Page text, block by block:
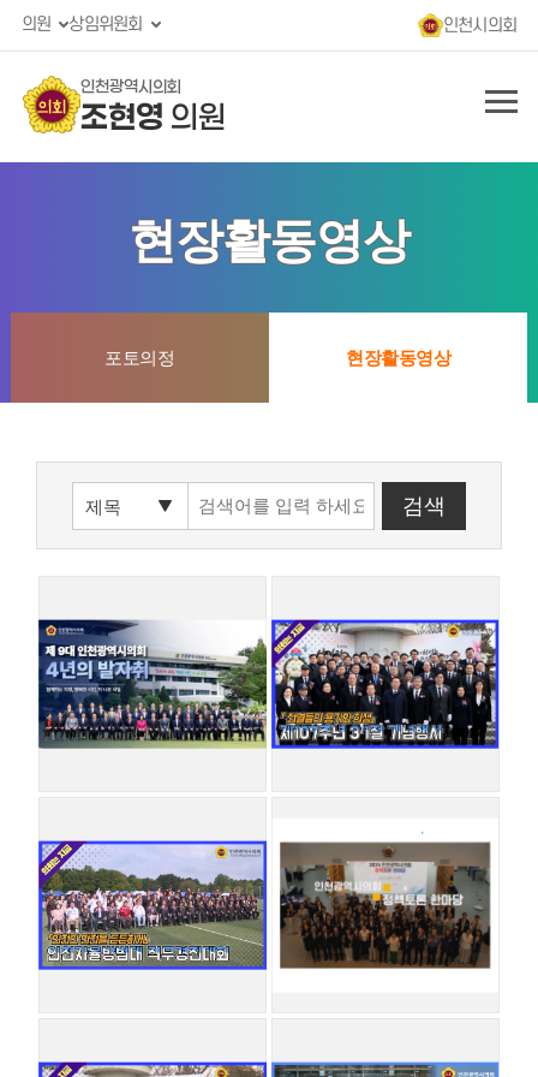
의원 상임위원회 인천시의회
인천광역시의회
조현영 의원
현장활동영상
포토의정 현장활동영상